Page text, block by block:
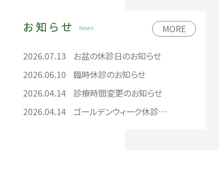
お知らせ News
2026.07.13
お盆の休診日のお知らせ
2026.06.10
臨時休診のお知らせ
2026.04.14
診療時間変更のお知らせ
2026.04.14
ゴールデンウィーク休診日のお知らせ
MORE